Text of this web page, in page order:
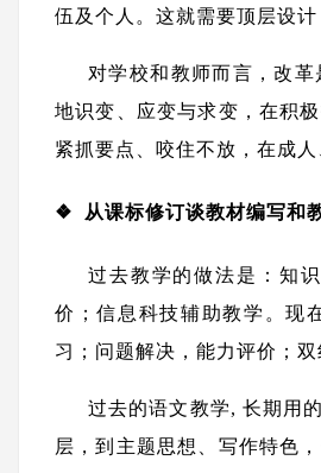
伍及个人。这就需要顶层设计
对学校和教师而言，改
地识变、应变与求变，在积
紧抓要点、咬住不放，在成
❖ 从课标修订谈教材编写和
过去教学的做法是：知
价；信息科技辅助教学。现
习；问题解决，能力评价；
过去的语文教学, 长期用
层，到主题思想、写作特色